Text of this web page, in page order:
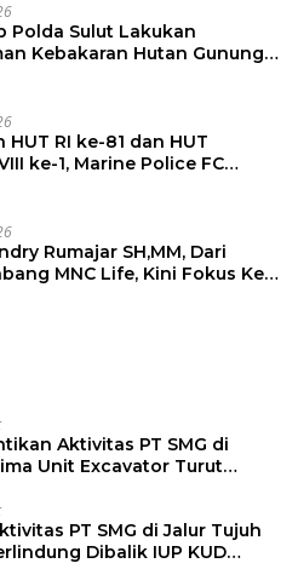
Polda Sulut Lakukan
Kebakaran Hutan Gunung
HUT RI ke-81 dan HUT
ke-1, Marine Police FC
Rumajar SH,MM, Dari
MNC Life, Kini Fokus Ke
Aktivitas PT SMG di
Unit Excavator Turut
PT SMG di Jalur Tujuh
Dibalik IUP KUD